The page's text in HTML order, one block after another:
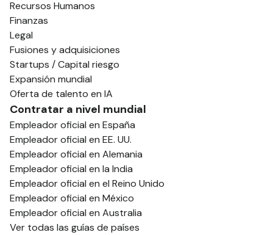
Recursos Humanos
Finanzas
Legal
Fusiones y adquisiciones
Startups / Capital riesgo
Expansión mundial
Oferta de talento en IA
Contratar a nivel mundial
Empleador oficial en España
Empleador oficial en EE. UU.
Empleador oficial en Alemania
Empleador oficial en la India
Empleador oficial en el Reino Unido
Empleador oficial en México
Empleador oficial en Australia
Ver todas las guías de países